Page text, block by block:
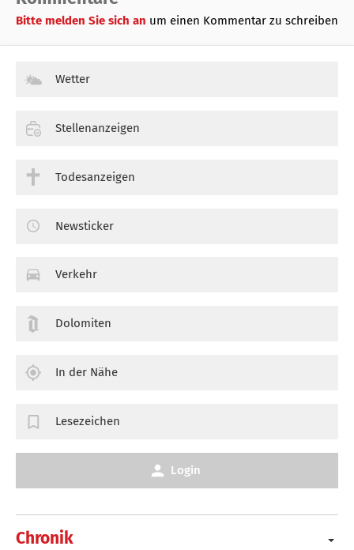
Bitte melden Sie sich an um einen Kommentar zu schreiben
Chronik
Wetter
Stellenanzeigen
Todesanzeigen
Newsticker
Verkehr
Dolomiten
In der Nähe
Lesezeichen
Login